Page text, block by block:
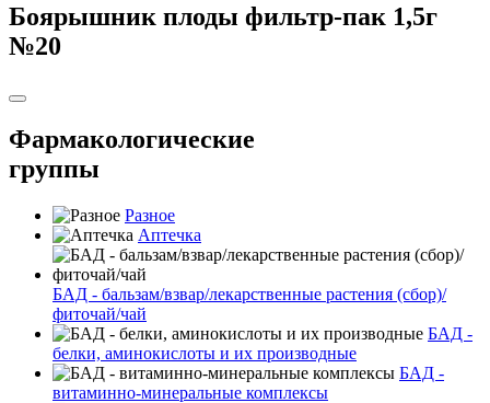
Боярышник плоды фильтр-пак 1,5г
№20
Фармакологические
группы
Разное
Аптечка
БАД - бальзам/взвар/лекарственные растения (сбор)/
фиточай/чай
БАД -
белки, аминокислоты и их производные
БАД -
витаминно-минеральные комплексы